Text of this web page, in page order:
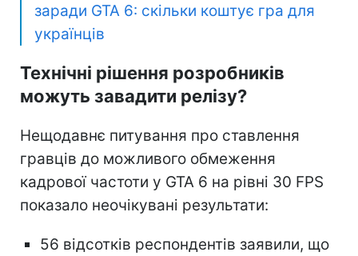
заради GTA 6: скільки коштує гра для
українців
Технічні рішення розробників
можуть завадити релізу?
Нещодавнє питування про ставлення
гравців до можливого обмеження
кадрової частоти у GTA 6 на рівні 30 FPS
показало неочікувані результати:
56 відсотків респондентів заявили, що